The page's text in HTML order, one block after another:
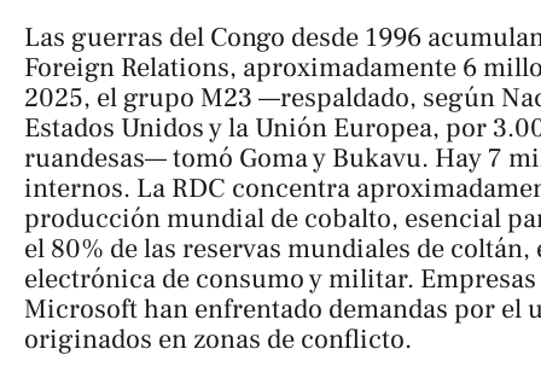
Las guerras del Congo desde 1996
Foreign Relations, aproximadamente 6
2025, el grupo M23 —respaldado, según
Estados Unidos y la Unión Europea, por
ruandesas— tomó Goma y Bukavu. Hay 7
internos. La RDC concentra
producción mundial de cobalto, esencial
el 80% de las reservas mundiales de coltán,
electrónica de consumo y militar. Empresas
Microsoft han enfrentado demandas por el
originados en zonas de conflicto.